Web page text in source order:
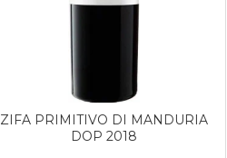
ZIFA PRIMITIVO DI MANDURIA
DOP 2018